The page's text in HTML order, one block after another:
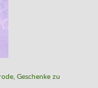
, Geschenke zu